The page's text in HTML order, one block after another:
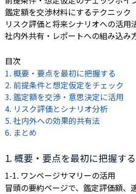
鑑定額を交渉材料にするテクニック
リスク評価と将来シナリオへの活用
社内外共有・レポートへの組み込み
目次
1. 概要・要点を最初に把握する
2. 前提条件と想定仮定をチェック
3. 鑑定額を交渉・意思決定に活用
4. リスク評価とシナリオ分析
5. 社内外への効果的共有法
6. まとめ
1. 概要・要点を最初に把握する
1-1. ワンページサマリーの活用
冒頭の要約ページで、鑑定評価額、